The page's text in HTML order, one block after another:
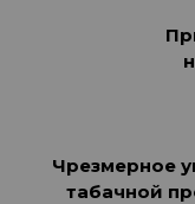
Чрезмерное
табачной